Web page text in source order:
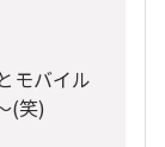
モバイル
(笑)